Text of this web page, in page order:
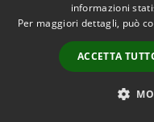
RSS
Accessibilità
informazioni
Per maggiori dettagli, può
ACCETTA